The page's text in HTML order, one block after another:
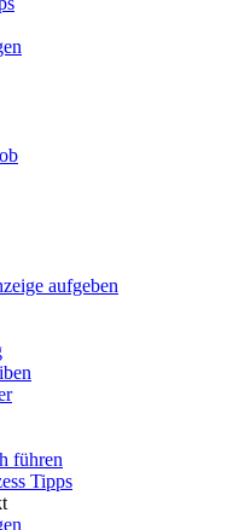
aufgeben
führen
Tipps